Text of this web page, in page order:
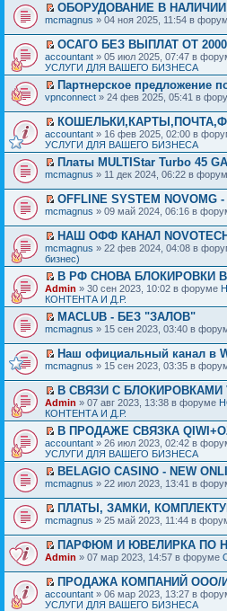
ОБОРУДОВАНИЕ В НАЛИЧИИ
mcmagnus » 04 ноя 2025, 11:54 в
ОСАГО БЕЗ ВЫПЛАТ ОТ
accountant » 05 июл 2025, 07:47 в
УСЛУГИ ДЛЯ ВАШЕГО БИЗНЕСА
Партнерское предложение
vpnconnect » 24 фев 2025, 05:41 в
accountant » 16 фев 2025, 02:00 в
УСЛУГИ ДЛЯ ВАШЕГО БИЗНЕСА
Платы MULTIStar Turbo 45
mcmagnus » 11 дек 2024, 06:22 в
OFFLINE SYSTEM NOVOMG
mcmagnus » 09 май 2024, 06:16 в
НАШ ОФФ КАНАЛ
mcmagnus » 22 фев 2024, 04:08 в
бизнес)
В РФ СНОВА БЛОКИРОВКИ
Admin » 30 сен 2023, 10:02 в форуме
КОНТЕНТА И Д.Р.
MACLUB - БЕЗ "ЗАЛОВ"
mcmagnus » 15 сен 2023, 03:40 в
Наш официальный канал в
mcmagnus » 15 сен 2023, 03:35 в
В СВЯЗИ С БЛОКИРОВКАМИ
Admin » 07 авг 2023, 13:38 в форуме
КОНТЕНТА И Д.Р.
В ПРОДАЖЕ СВЯЗКА
accountant » 26 июл 2023, 02:42 в
УСЛУГИ ДЛЯ ВАШЕГО БИЗНЕСА
BELAGIO CASINO - NEW
mcmagnus » 22 июл 2023, 13:41 в
ПЛАТЫ, ЗАМКИ,
mcmagnus » 25 май 2023, 11:44 в
ПАРФЮМ И ЮВЕЛИРКА ПО
Admin » 07 мар 2023, 14:57 в форуме
ПРОДАЖА КОМПАНИЙ ООО/
accountant » 06 мар 2023, 13:27 в
УСЛУГИ ДЛЯ ВАШЕГО БИЗНЕСА